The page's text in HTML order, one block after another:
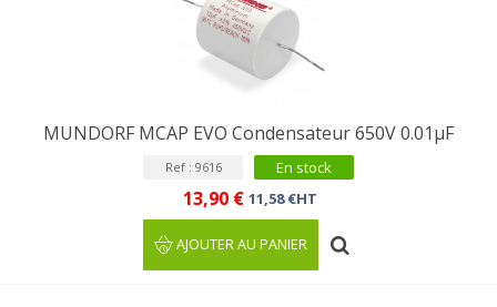
MUNDORF MCAP EVO Condensateur 650V 0.01µF
Ref : 9616 En stock
13,90 € 11,58 €HT
AJOUTER AU PANIER